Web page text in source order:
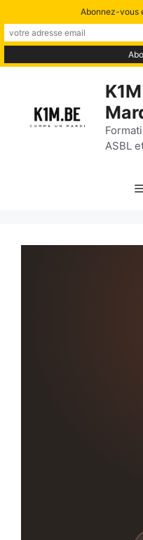
contenu
ASBL
Abonnez-vous